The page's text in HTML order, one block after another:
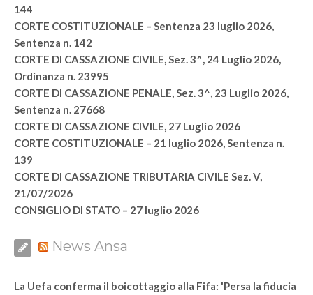
144
CORTE COSTITUZIONALE – Sentenza 23 luglio 2026,
Sentenza n. 142
CORTE DI CASSAZIONE CIVILE, Sez. 3^, 24 Luglio 2026,
Ordinanza n. 23995
CORTE DI CASSAZIONE PENALE, Sez. 3^, 23 Luglio 2026,
Sentenza n. 27668
CORTE DI CASSAZIONE CIVILE, 27 Luglio 2026
CORTE COSTITUZIONALE – 21 luglio 2026, Sentenza n.
139
CORTE DI CASSAZIONE TRIBUTARIA CIVILE Sez. V,
21/07/2026
CONSIGLIO DI STATO – 27 luglio 2026
News Ansa
La Uefa conferma il boicottaggio alla Fifa: 'Persa la fiducia